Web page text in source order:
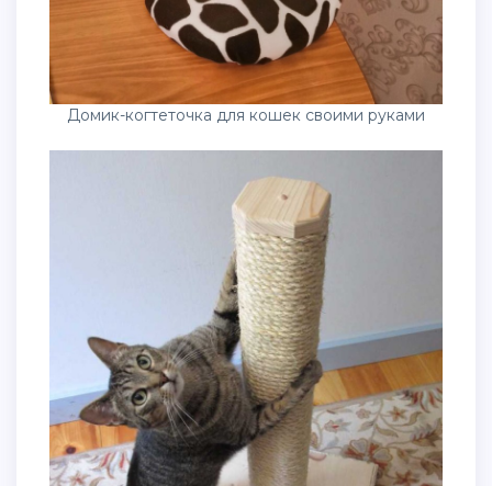
Домик-когтеточка для кошек своими руками